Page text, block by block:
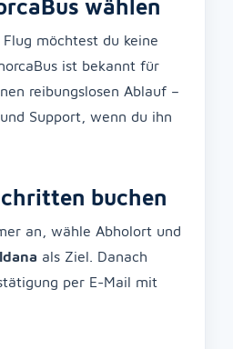
wählen
möchtest du keine
ist bekannt für
reibungslosen Ablauf –
Support, wenn du ihn
buchen
an, wähle Abholort und
als Ziel. Danach
per E-Mail mit